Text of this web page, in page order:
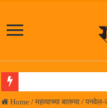
समाजप्रिय नेतृत्व आमदार प्रशांत ठाकूर
Home / महत्वाच्या बातम्या / पनवेल-